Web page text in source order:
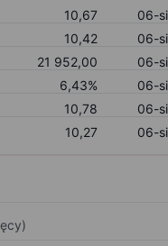
10,67
06-
10,42
06-
21 952,00
06-
6,43%
06-
10,78
06-
10,27 06-